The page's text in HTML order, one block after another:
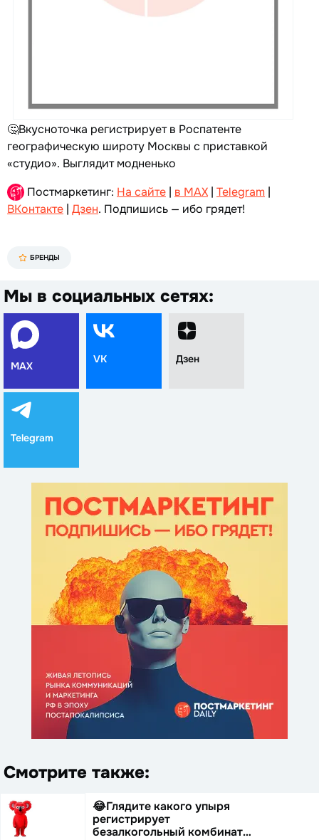
🤔Вкусноточка регистрирует в Роспатенте
географическую широту Москвы с приставкой
«студио». Выглядит модненько
Постмаркетинг: На сайте | в MAX | Telegram |
ВКонтакте | Дзен. Подпишись — ибо грядет!
БРЕНДЫ
Мы в социальных сетях:
MAX
VK Дзен
Telegram
Смотрите также:
😂Глядите какого упыря
регистрирует
безалкогольный комбинат…